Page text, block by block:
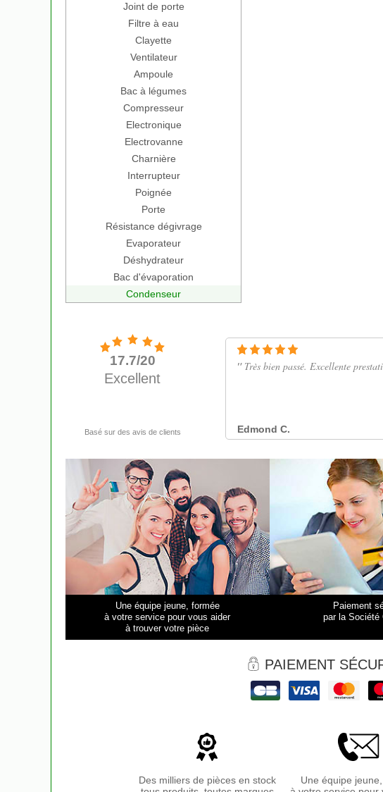
Joint de porte
Filtre à eau
Clayette
Ventilateur
Ampoule
Bac à légumes
Compresseur
Electronique
Electrovanne
Charnière
Interrupteur
Poignée
Porte
Résistance dégivrage
Evaporateur
Déshydrateur
Bac d'évaporation
Condenseur
Une équipe jeune, formée
à votre service pour vous aider
à trouver votre pièce
Paiement
par la Société
PAIEMENT
Des milliers de pièces en stock
Une équipe